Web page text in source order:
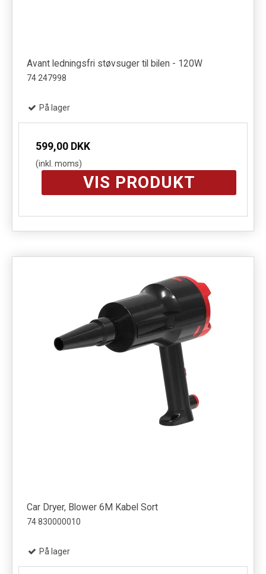
Avant ledningsfri støvsuger til bilen - 120W
74 247998
På lager
599,00 DKK
(inkl. moms)
VIS PRODUKT
Car Dryer, Blower 6M Kabel Sort
74 830000010
På lager